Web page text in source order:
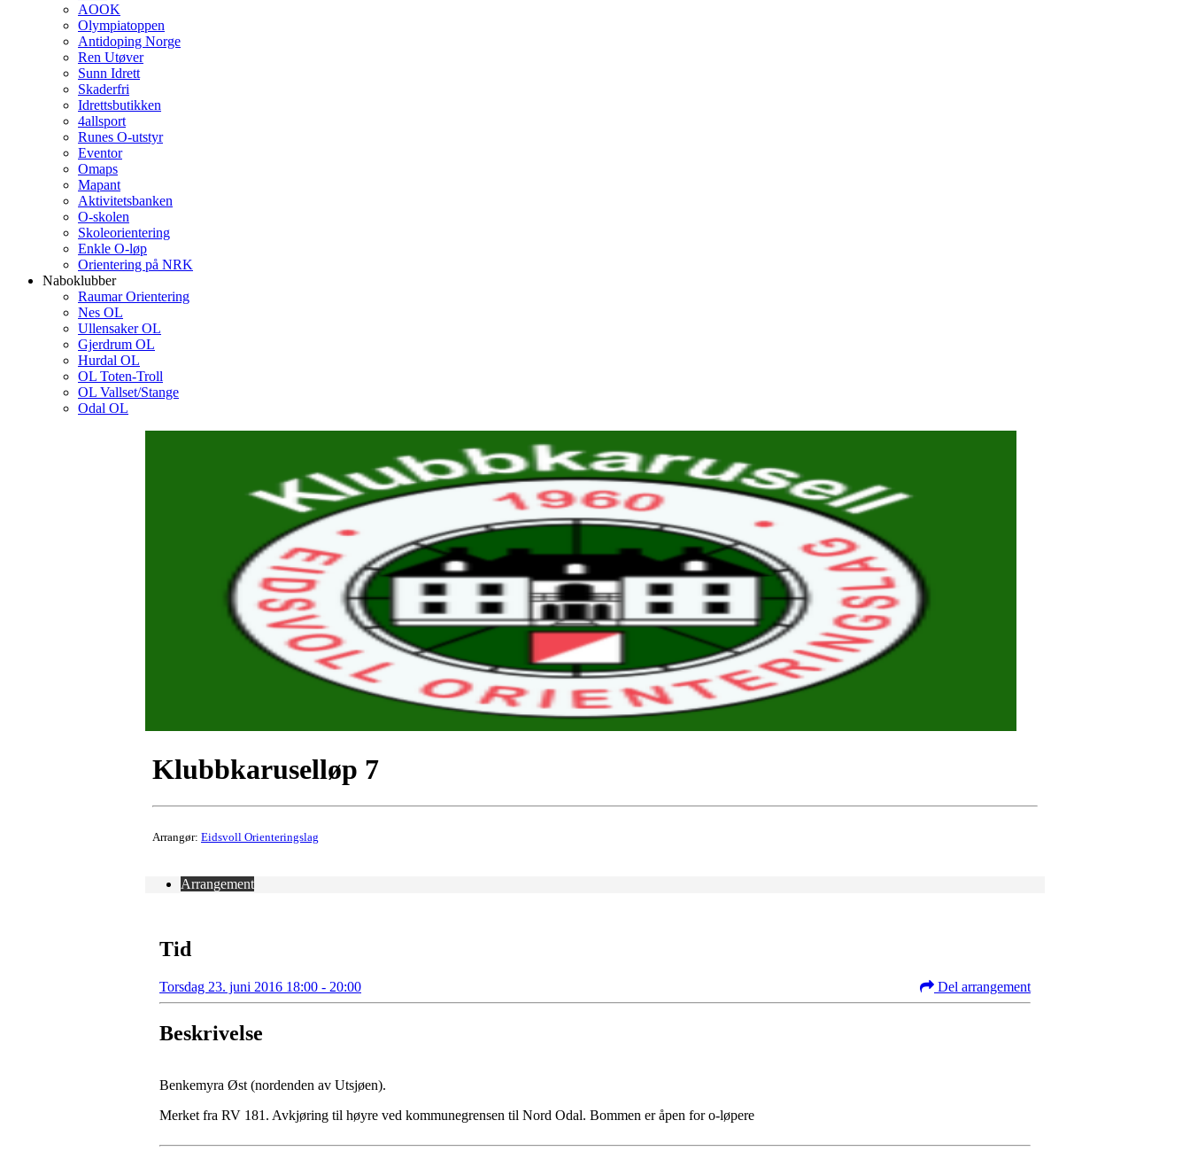
AOOK
Olympiatoppen
Antidoping Norge
Ren Utøver
Sunn Idrett
Skaderfri
Idrettsbutikken
4allsport
Runes O-utstyr
Eventor
Omaps
Mapant
Aktivitetsbanken
O-skolen
Skoleorientering
Enkle O-løp
Orientering på NRK
Naboklubber
Raumar Orientering
Nes OL
Ullensaker OL
Gjerdrum OL
Hurdal OL
OL Toten-Troll
OL Vallset/Stange
Odal OL
Klubbkaruselløp 7
Arrangør: Eidsvoll Orienteringslag
Arrangement
Tid
Torsdag 23. juni 2016 18:00 - 20:00 Del arrangement
Beskrivelse
Benkemyra Øst (nordenden av Utsjøen).
Merket fra RV 181. Avkjøring til høyre ved kommunegrensen til Nord Odal. Bommen er åpen for o-løpere